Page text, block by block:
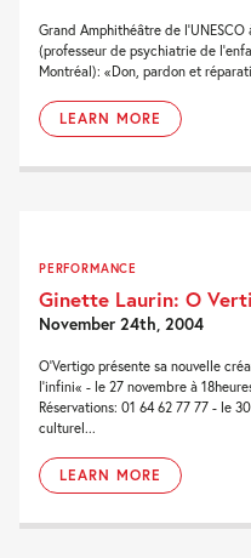
Grand Amphithéâtre de
(professeur de psychiatrie de
Montréal): «Don, pardon et
LEARN MORE
PERFORMANCE
Ginette Laurin: O
November 24th, 2004
O'Vertigo présente sa nouvelle
l'infini« - le 27 novembre à
Réservations: 01 64 62 77 77 - le
culturel...
LEARN MORE